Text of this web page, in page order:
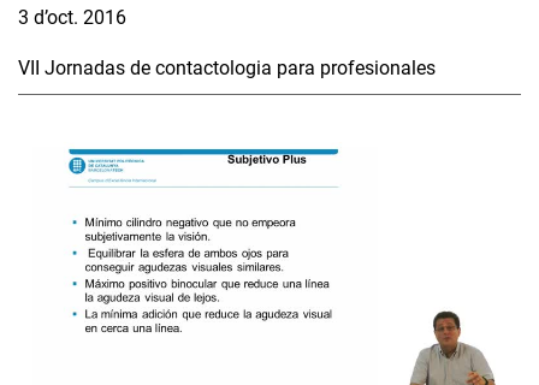
3 d’oct. 2016
VII Jornadas de contactologia para profesionales